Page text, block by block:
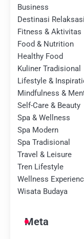
Business
Destinasi Relaksasi
Fitness & Aktivitas
Food & Nutrition
Healthy Food
Kuliner Tradisional
Lifestyle &
Mindfulness &
Self-Care & Beauty
Spa & Wellness
Spa Modern
Spa Tradisional
Travel & Leisure
Tren Lifestyle
Wellness
Wisata Budaya
Meta